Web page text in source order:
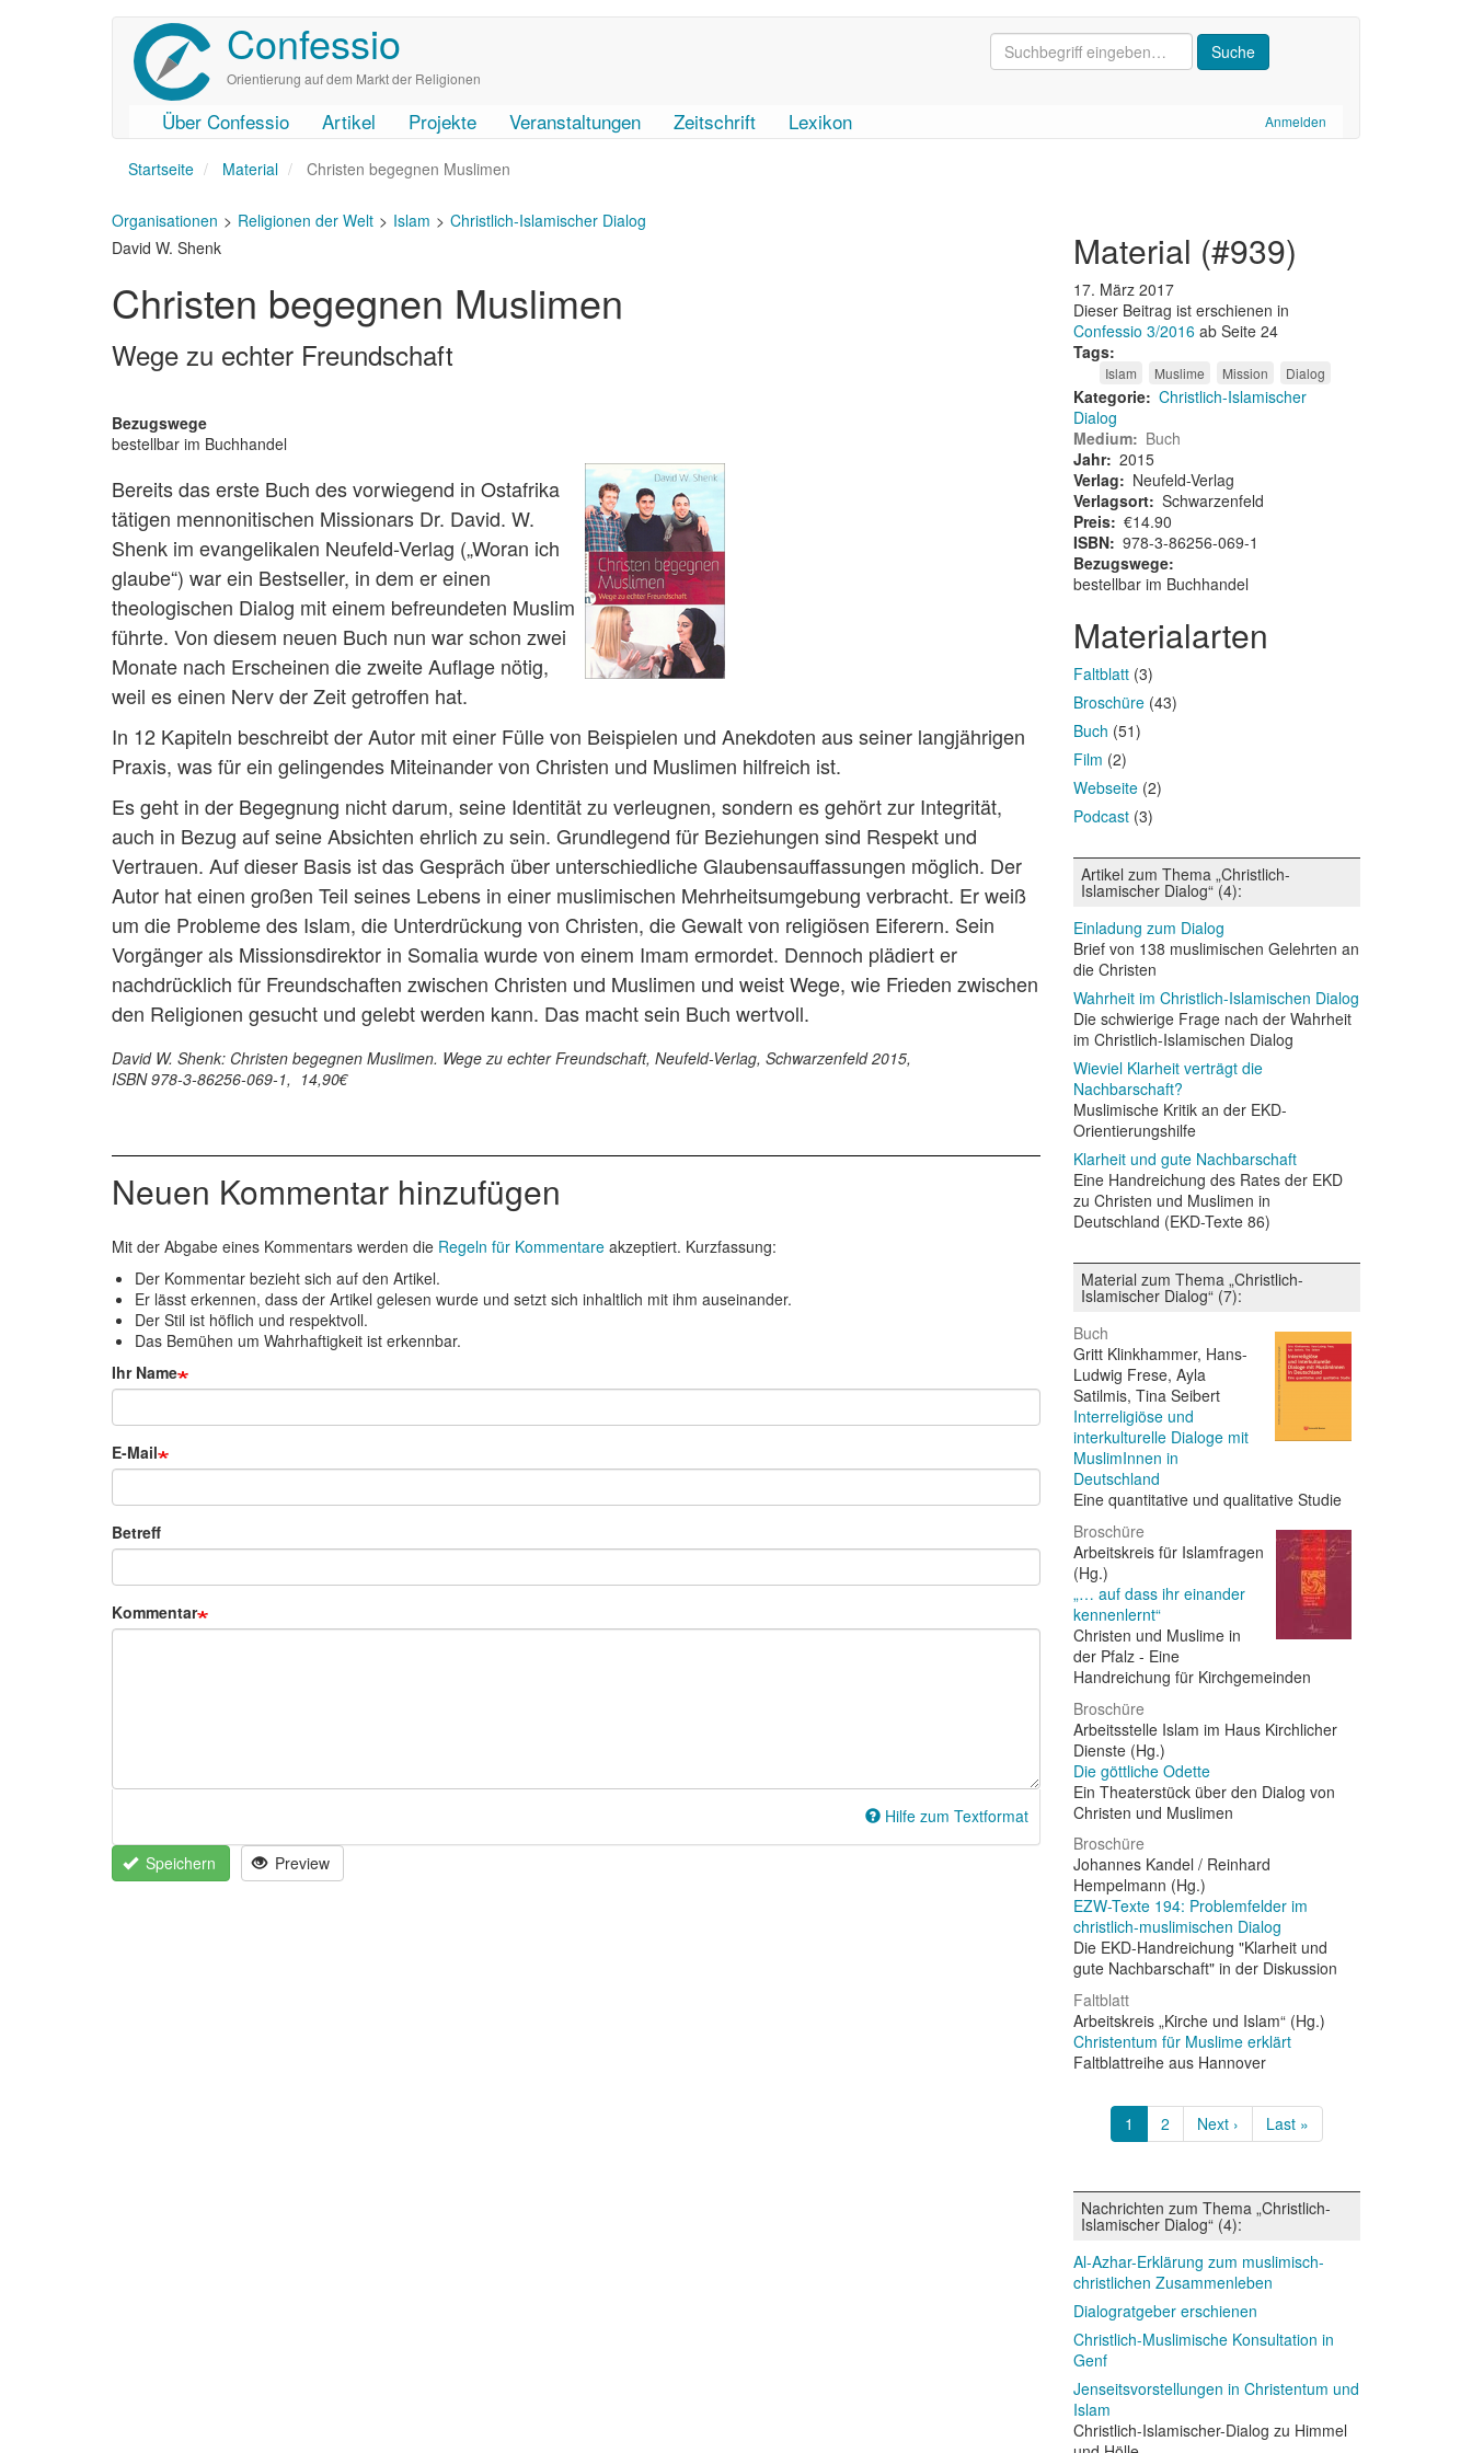
Confessio
Orientierung auf dem Markt der Religionen
User
account
menu
Anmelden
Main
navigation
Über Confessio Artikel Projekte Veranstaltungen Zeitschrift Lexikon
Startseite Material Christen begegnen Muslimen
Organisationen Religionen der Welt Islam
Christlich-Islamischer Dialog
David W. Shenk
Christen begegnen Muslimen
Wege zu echter Freundschaft
Bezugswege
bestellbar im Buchhandel
Bereits das erste Buch des vorwiegend in Ostafrika
tätigen mennonitischen Missionars Dr. David. W.
Shenk im evangelikalen Neufeld-Verlag („Woran ich
glaube“) war ein Bestseller, in dem er einen
theologischen Dialog mit einem befreundeten Muslim
führte. Von diesem neuen Buch nun war schon zwei
Monate nach Erscheinen die zweite Auflage nötig,
weil es einen Nerv der Zeit getroffen hat.
In 12 Kapiteln beschreibt der Autor mit einer Fülle von Beispielen und Anekdoten aus seiner langjährigen
Praxis, was für ein gelingendes Miteinander von Christen und Muslimen hilfreich ist.
Es geht in der Begegnung nicht darum, seine Identität zu verleugnen, sondern es gehört zur Integrität,
auch in Bezug auf seine Absichten ehrlich zu sein. Grundlegend für Beziehungen sind Respekt und
Vertrauen. Auf dieser Basis ist das Gespräch über unterschiedliche Glaubensauffassungen möglich. Der
Autor hat einen großen Teil seines Lebens in einer muslimischen Mehrheitsumgebung verbracht. Er weiß
um die Probleme des Islam, die Unterdrückung von Christen, die Gewalt von religiösen Eiferern. Sein
Vorgänger als Missionsdirektor in Somalia wurde von einem Imam ermordet. Dennoch plädiert er
nachdrücklich für Freundschaften zwischen Christen und Muslimen und weist Wege, wie Frieden zwischen
den Religionen gesucht und gelebt werden kann. Das macht sein Buch wertvoll.
David W. Shenk: Christen begegnen Muslimen. Wege zu echter Freundschaft, Neufeld-Verlag, Schwarzenfeld 2015,
ISBN 978-3-86256-069-1, 14,90€
Neuen Kommentar hinzufügen
Mit der Abgabe eines Kommentars werden die Regeln für Kommentare akzeptiert. Kurzfassung:
Der Kommentar bezieht sich auf den Artikel.
Er lässt erkennen, dass der Artikel gelesen wurde und setzt sich inhaltlich mit ihm auseinander.
Der Stil ist höflich und respektvoll.
Das Bemühen um Wahrhaftigkeit ist erkennbar.
Ihr Name
E-Mail
Betreff
Kommentar
Hilfe zum Textformat
Speichern Preview
material (#939)
17. März 2017
Dieser Beitrag ist erschienen in
Confessio 3/2016 ab Seite 24
Tags
Islam Muslime Mission Dialog
Kategorie
Christlich-Islamischer
Dialog
Medium
Buch
Jahr
2015
Verlag
Neufeld-Verlag
Verlagsort
Schwarzenfeld
Preis
€14.90
ISBN
978-3-86256-069-1
Bezugswege
bestellbar im Buchhandel
Materialarten
Faltblatt(3)
Broschüre(43)
Buch (51)
Film (2)
Webseite(2)
Podcast(3)
Artikel zum Thema „Christlich-
Islamischer Dialog“ (4):
Einladung zum Dialog
Brief von 138 muslimischen Gelehrten an
die Christen
Wahrheit im Christlich-Islamischen Dialog
Die schwierige Frage nach der Wahrheit
im Christlich-Islamischen Dialog
Wieviel Klarheit verträgt die
Nachbarschaft?
Muslimische Kritik an der EKD-
Orientierungshilfe
Klarheit und gute Nachbarschaft
Eine Handreichung des Rates der EKD
zu Christen und Muslimen in
Deutschland (EKD-Texte 86)
Material zum Thema „Christlich-
Islamischer Dialog“ (7):
Buch
Gritt Klinkhammer, Hans-
Ludwig Frese, Ayla
Satilmis, Tina Seibert
Interreligiöse und
interkulturelle Dialoge mit
MuslimInnen in
Deutschland
Eine quantitative und qualitative Studie
Broschüre
Arbeitskreis für Islamfragen
(Hg.)
„… auf dass ihr einander
kennenlernt“
Christen und Muslime in
der Pfalz - Eine
Handreichung für Kirchgemeinden
Broschüre
Arbeitsstelle Islam im Haus Kirchlicher
Dienste (Hg.)
Die göttliche Odette
Ein Theaterstück über den Dialog von
Christen und Muslimen
Broschüre
Johannes Kandel / Reinhard
Hempelmann (Hg.)
EZW-Texte 194: Problemfelder im
christlich-muslimischen Dialog
Die EKD-Handreichung "Klarheit und
gute Nachbarschaft" in der Diskussion
Faltblatt
Arbeitskreis „Kirche und Islam“ (Hg.)
Christentum für Muslime erklärt
Faltblattreihe aus Hannover
Seitennummerierung
Aktuelle
Seite
1 Page
2
Nächste
Seite
Next ›
Letzte
Seite
Last »
Nachrichten zum Thema „Christlich-
Islamischer Dialog“ (4):
Al-Azhar-Erklärung zum muslimisch-
christlichen Zusammenleben
Dialogratgeber erschienen
Christlich-Muslimische Konsultation in
Genf
Jenseitsvorstellungen in Christentum und
Islam
Christlich-Islamischer-Dialog zu Himmel